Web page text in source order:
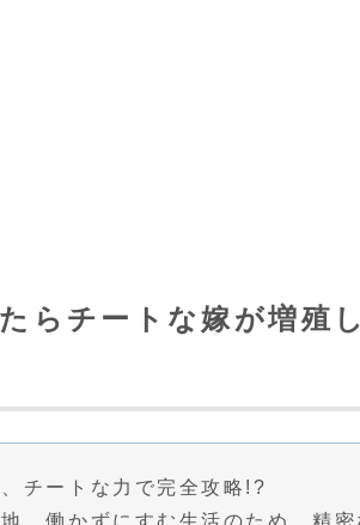
らチートな嫁が増殖
チートな力で完全攻略!?
。働かずにすむ生活のため、精